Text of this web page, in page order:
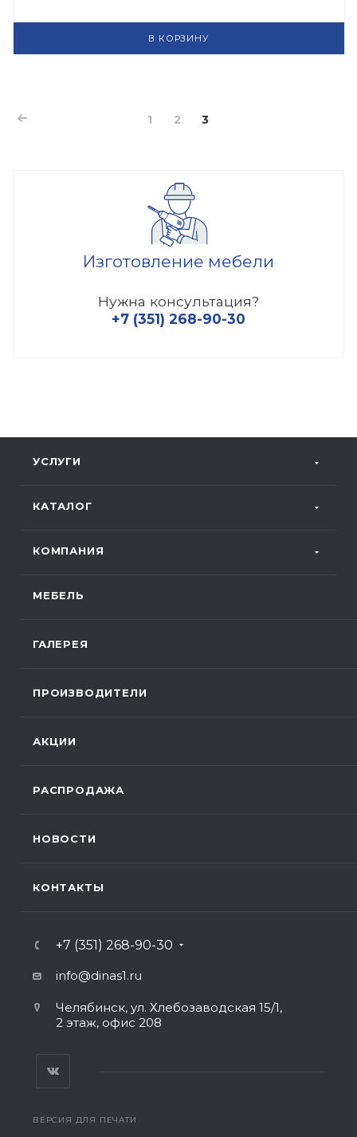
В КОРЗИНУ
1 2 3
Изготовление мебели
Нужна консультация?
+7 (351) 268-90-30
УСЛУГИ
КАТАЛОГ
КОМПАНИЯ
МЕБЕЛЬ
ГАЛЕРЕЯ
ПРОИЗВОДИТЕЛИ
АКЦИИ
РАСПРОДАЖА
НОВОСТИ
КОНТАКТЫ
+7 (351) 268-90-30
info@dinas1.ru
Челябинск, ул. Хлебозаводская 15/1,
2 этаж, офис 208
ВЕРСИЯ ДЛЯ ПЕЧАТИ